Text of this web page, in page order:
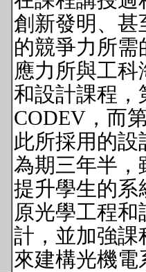
創新發明、甚
的競爭力所
應力所與工科
和設計課程，
CODEV，而
此所採用的設
為期三年半，
提升學生的系
原光學工程
計，並加強課
來建構光機